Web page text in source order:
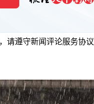
请遵守新闻评论服务协议